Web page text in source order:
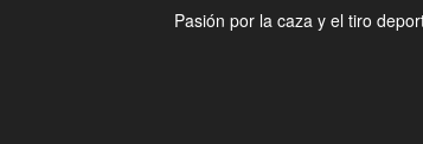
Pasión por la caza y el tiro